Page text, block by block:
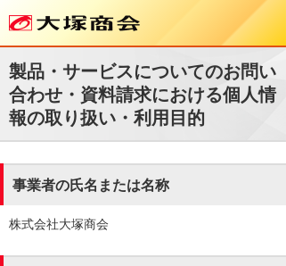
製品・サービスについてのお問い
合わせ・資料請求における個人情
報の取り扱い・利用目的
事業者の氏名または名称
株式会社大塚商会